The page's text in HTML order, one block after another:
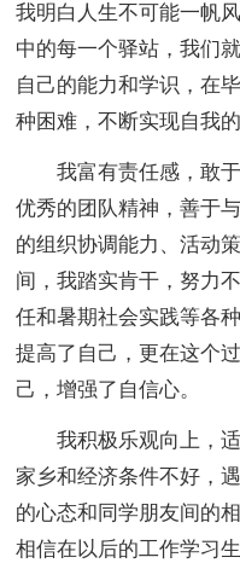
我明白人生不可能一帆
中的每一个驿站，我们
自己的能力和学识，在
种困难，不断实现自我
我富有责任感，敢于
优秀的团队精神，善于
的组织协调能力、活动
间，我踏实肯干，努力
任和暑期社会实践等各
提高了自己，更在这个
己，增强了自信心。
我积极乐观向上，适
家乡和经济条件不好，
的心态和同学朋友间的
相信在以后的工作学习